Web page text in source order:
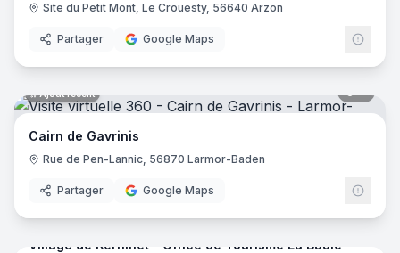
Site du Petit Mont, Le Crouesty, 56640 Arzon
Partager Google Maps
Ajout récent
Cairn de Gavrinis
Rue de Pen-Lannic, 56870 Larmor-Baden
Partager Google Maps
17
Village de Kerhinet - Office de Tourisme La Baule